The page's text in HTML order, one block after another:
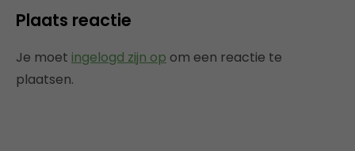
Plaats reactie
Je moet ingelogd zijn op om een reactie te
plaatsen.